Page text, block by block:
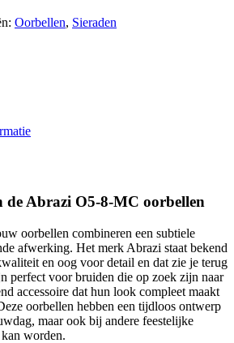
Oorbellen, Sieraden
de Abrazi O5-8-MC oorbellen
oorbellen combineren een subtiele
afwerking. Het merk Abrazi staat bekend
en oog voor detail en dat zie je terug
perfect voor bruiden die op zoek zijn naar
accessoire dat hun look compleet maakt
oorbellen hebben een tijdloos ontwerp
maar ook bij andere feestelijke
kan worden.